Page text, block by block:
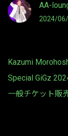
AA-
2024/
Kazumi
Special GiGz
一般チケット販